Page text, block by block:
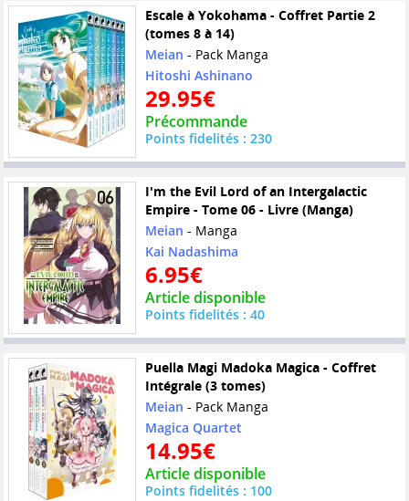
Escale à Yokohama - Coffret Partie 2
(tomes 8 à 14)
Meian - Pack Manga
Hitoshi Ashinano
29.95€
Précommande
Points fidelités : 230
I'm the Evil Lord of an Intergalactic
Empire - Tome 06 - Livre (Manga)
Meian - Manga
Kai Nadashima
6.95€
Article disponible
Points fidelités : 40
Puella Magi Madoka Magica - Coffret
Intégrale (3 tomes)
Meian - Pack Manga
Magica Quartet
14.95€
Article disponible
Points fidelités : 100